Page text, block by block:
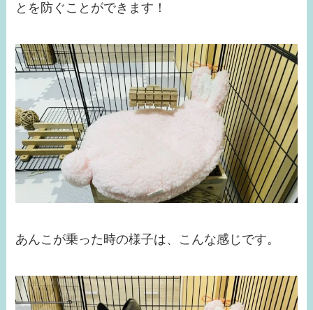
とを防ぐことができます！
あんこが乗った時の様子は、こんな感じです。